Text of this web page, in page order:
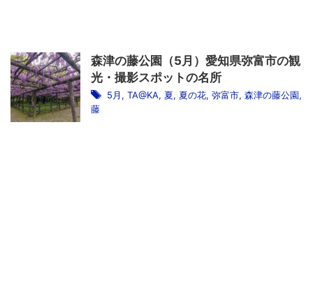
森津の藤公園（5月）愛知県弥富市の観
光・撮影スポットの名所
5月, TA@KA, 夏, 夏の花, 弥富市, 森津の藤公園,
藤